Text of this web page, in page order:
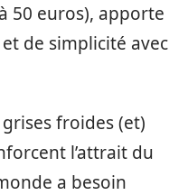
50 euros), apporte
de simplicité avec
froides (et)
l’attrait du
a besoin